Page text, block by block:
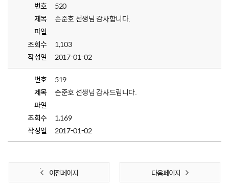
번호
520
제목
손준호 선생님 감사합니다.
파일
조회수
1,103
작성일
2017-01-02
번호
519
제목
손준호 선생님 감사드립니다.
파일
조회수
1,169
작성일
2017-01-02
이전 페이지 다음 페이지